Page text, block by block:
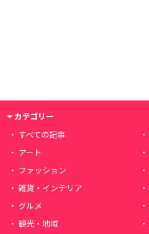
カテゴリー
すべての記事
アート
ファッション
雑貨・インテリア
グルメ
観光・地域